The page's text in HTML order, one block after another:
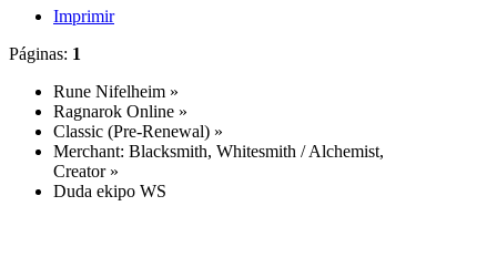
Imprimir
Páginas: 1
Rune Nifelheim »
Ragnarok Online »
Classic (Pre-Renewal) »
Merchant: Blacksmith, Whitesmith / Alchemist,
Creator»
Duda ekipo WS